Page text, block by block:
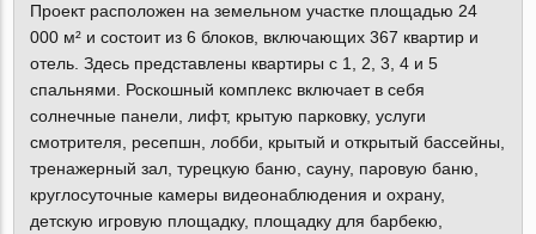
Проект расположен на земельном участке площадью 24
000 м² и состоит из 6 блоков, включающих 367 квартир и
отель. Здесь представлены квартиры с 1, 2, 3, 4 и 5
спальнями. Роскошный комплекс включает в себя
солнечные панели, лифт, крытую парковку, услуги
смотрителя, ресепшн, лобби, крытый и открытый бассейны,
тренажерный зал, турецкую баню, сауну, паровую баню,
круглосуточные камеры видеонаблюдения и охрану,
детскую игровую площадку, площадку для барбекю,